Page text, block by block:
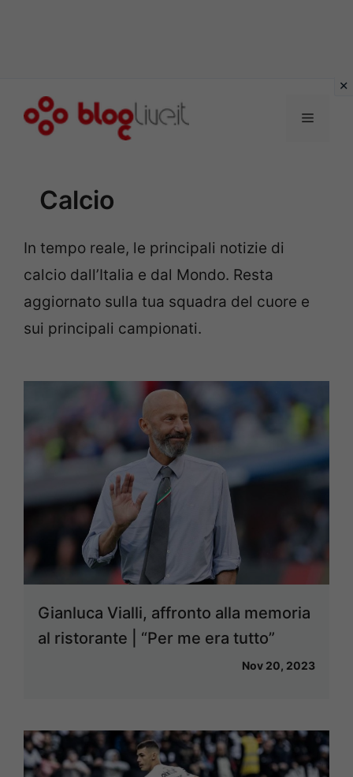
Menu
Calcio
In tempo reale, le principali notizie di
calcio dall’Italia e dal Mondo. Resta
aggiornato sulla tua squadra del cuore e
sui principali campionati.
Gianluca Vialli, affronto alla memoria
al ristorante | “Per me era tutto”
Nov 20, 2023